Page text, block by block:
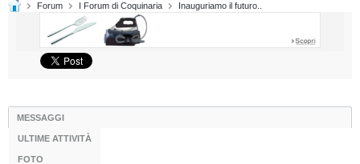
Forum I Forum di Coquinaria Inauguriamo il futuro..
MESSAGGI
ULTIME ATTIVITÀ
FOTO